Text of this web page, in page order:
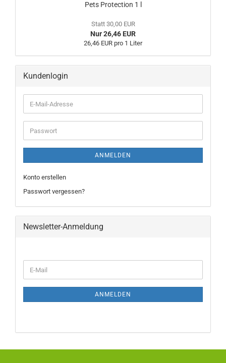
Pets Protection 1 l
Statt 30,00 EUR
Nur 26,46 EUR
26,46 EUR pro 1 Liter
Kundenlogin
ANMELDEN
Konto erstellen
Passwort vergessen?
Newsletter-Anmeldung
ANMELDEN